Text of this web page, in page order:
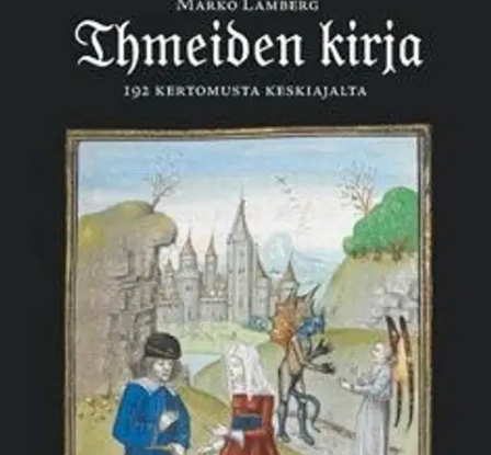
Tuotekuvaus
Keskiaikainen tarinakokoelma Ihmeiden kirja sisältää lyhyitä
kertomuksia, joiden tarkoituksena oli kannustaa ihmisiä hyveelliseen
elämään. Kertomuksista piirtyy yhteiskunta, jossa yltäkylläisyys on
useimpien ulottumattomissa eikä todellisuus usein vastaa ihanteita -
ritaritkin käyttäytyvät kaikkea muuta kuin ritarillisesti.
Tuonpuoleinen on vahvasti läsnä keskiajan maailmassa, jossa hyvän
ja pahan voimat valvovat ihmisten maallista vaellusta.Joissakin
tarinoissa paholaisella on yllättävästi rooli pyhimyksen ja muidenkin
kristittyjen auttajana. Monet kertomuksista tuntuvat nykylukijasta
oudoilta, toiset taas edelleen ajankohtaisilta. Suomennoksen laatija
Marko Lamberg on erikoistunut Suomen ja Pohjoismaiden
varhaisempaan historiaan. Hänen aikaisempia teoksiaan ovat muun
muassa Noitaäiti sekä Mikko Kaukon kanssa toimitettu Naantalin
luostarin kirja.